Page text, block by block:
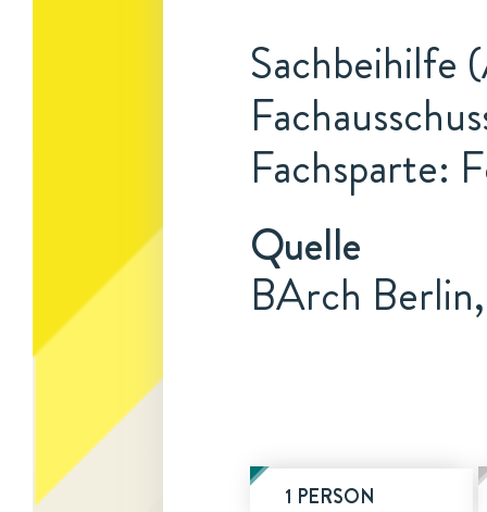
Sachbeihilfe
Fachsparte:
Quelle
BArch
1 PERSON